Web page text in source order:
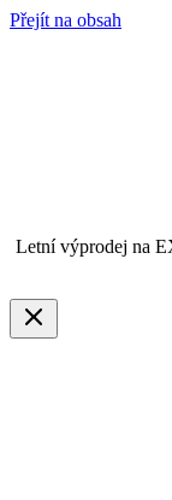
Přejít na obsah
Letní výprodej na